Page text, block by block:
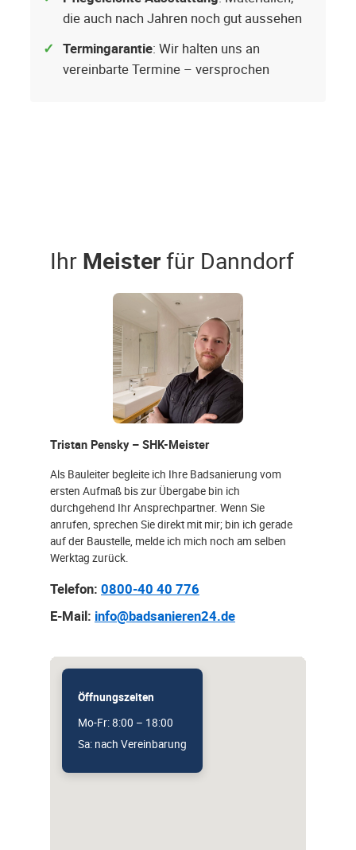
die auch nach Jahren noch gut aussehen
Termingarantie: Wir halten uns an
vereinbarte Termine – versprochen
Ihr Meisterfür Danndorf
Tristan Pensky – SHK-Meister
Als Bauleiter begleite ich Ihre Badsanierung vom
ersten Aufmaß bis zur Übergabe bin ich
durchgehend Ihr Ansprechpartner. Wenn Sie
anrufen, sprechen Sie direkt mit mir; bin ich gerade
auf der Baustelle, melde ich mich noch am selben
Werktag zurück.
Telefon: 0800-40 40 776
E-Mail: info@badsanieren24.de
Öffnungszeiten
Mo-Fr: 8:00 – 18:00
Sa: nach Vereinbarung